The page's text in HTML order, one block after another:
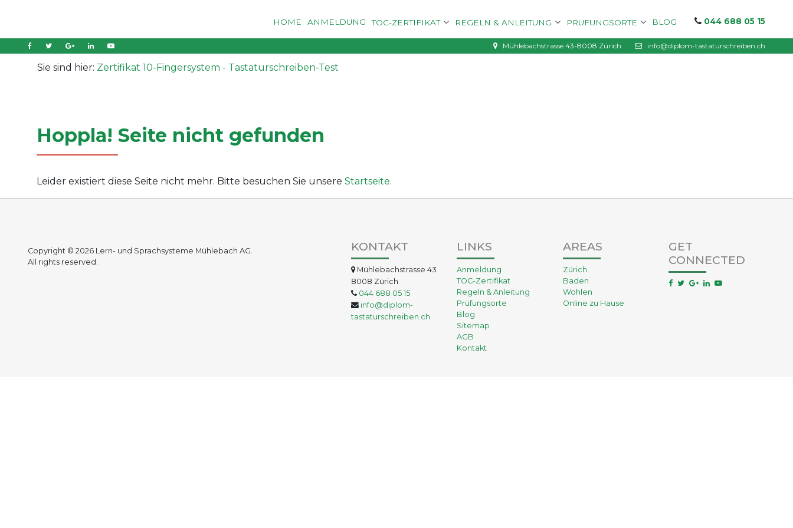
HOME ANMELDUNG TOC-ZERTIFIKAT REGELN & ANLEITUNG PRÜFUNGSORTE BLOG 044 688 05 15
Mühlebachstrasse 43-8008 Zürich info@diplom-tastaturschreiben.ch
Sie sind hier: Zertifikat 10-Fingersystem - Tastaturschreiben-Test
Hoppla! Seite nicht gefunden
Leider existiert diese Seite nicht mehr. Bitte besuchen Sie unsere Startseite.
Copyright © 2026 Lern- und Sprachsysteme Mühlebach AG.
All rights reserved.
KONTAKT
Mühlebachstrasse 43
8008 Zürich
044 688 05 15
info@diplom-
tastaturschreiben.ch
LINKS
Anmeldung
TOC-Zertifikat
Regeln & Anleitung
Prüfungsorte
Blog
Sitemap
AGB
Kontakt
AREAS
Zürich
Baden
Wohlen
Online zu Hause
GET
CONNECTED